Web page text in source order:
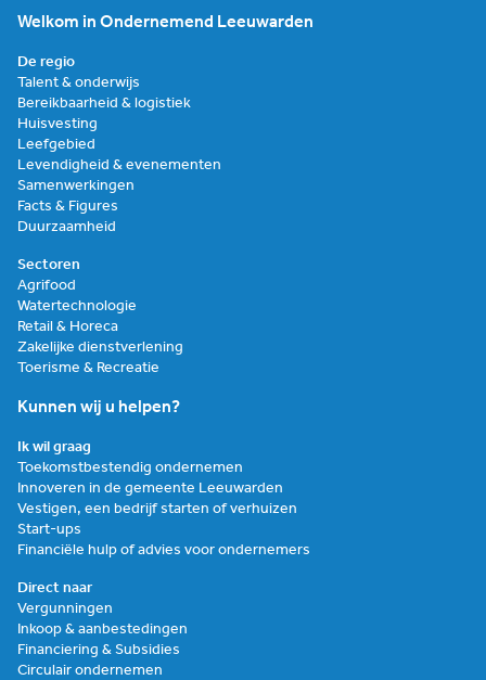
Welkom in Ondernemend Leeuwarden
De regio
Talent & onderwijs
Bereikbaarheid & logistiek
Huisvesting
Leefgebied
Levendigheid & evenementen
Samenwerkingen
Facts & Figures
Duurzaamheid
Sectoren
Agrifood
Watertechnologie
Retail & Horeca
Zakelijke dienstverlening
Toerisme & Recreatie
Kunnen wij u helpen?
Ik wil graag
Toekomstbestendig ondernemen
Innoveren in de gemeente Leeuwarden
Vestigen, een bedrijf starten of verhuizen
Start-ups
Financiële hulp of advies voor ondernemers
Direct naar
Vergunningen
Inkoop & aanbestedingen
Financiering & Subsidies
Circulair ondernemen